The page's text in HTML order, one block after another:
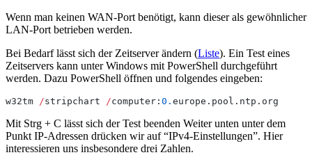
Wenn man keinen WAN-Port benötigt, kann dieser als gewöhnlicher
LAN-Port betrieben werden.
Bei Bedarf lässt sich der Zeitserver ändern (Liste). Ein Test eines
Zeitservers kann unter Windows mit PowerShell durchgeführt
werden. Dazu PowerShell öffnen und folgendes eingeben:
w32tm /stripchart /computer: 0. europe.pool.ntp.org
Mit Strg + C lässt sich der Test beenden Weiter unten unter dem
Punkt IP-Adressen drücken wir auf “IPv4-Einstellungen”. Hier
interessieren uns insbesondere drei Zahlen.